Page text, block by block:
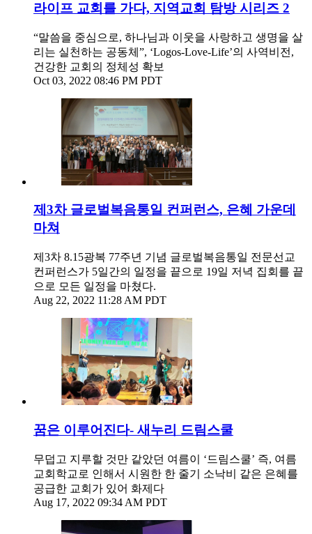
라이프 교회를 가다, 지역교회 탐방 시리즈 2
“말씀을 중심으로, 하나님과 이웃을 사랑하고 생명을 살
리는 실천하는 공동체”, ‘Logos-Love-Life’의 사역비전,
건강한 교회의 정체성 확보
Oct 03, 2022 08:46 PM PDT
제3차 글로벌복음통일 컨퍼런스, 은혜 가운데
마쳐
제3차 8.15광복 77주년 기념 글로벌복음통일 전문선교
컨퍼런스가 5일간의 일정을 끝으로 19일 저녁 집회를 끝
으로 모든 일정을 마쳤다.
Aug 22, 2022 11:28 AM PDT
꿈은 이루어진다- 새누리 드림스쿨
무덥고 지루할 것만 같았던 여름이 ‘드림스쿨’ 즉, 여름
교회학교로 인해서 시원한 한 줄기 소낙비 같은 은혜를
공급한 교회가 있어 화제다
Aug 17, 2022 09:34 AM PDT